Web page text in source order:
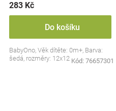
283 Kč
Do košíku
BabyOno, Věk dítěte: 0m+, Barva:
šedá, rozměry: 12x12 cm.
Kód: 76657301